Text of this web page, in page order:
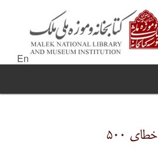
En
خطای ۵۰۰